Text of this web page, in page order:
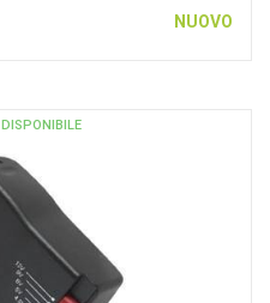
NUOVO
DISPONIBILE